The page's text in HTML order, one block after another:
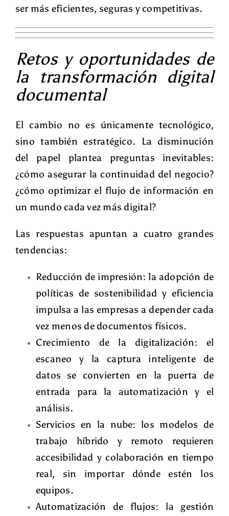
ser más eficientes, seguras y competitivas.
Retos y oportunidades de
la transformación digital
documental
El cambio no es únicamente tecnológico,
sino también estratégico. La disminución
del papel plantea preguntas inevitables:
¿cómo asegurar la continuidad del negocio?
¿cómo optimizar el flujo de información en
un mundo cada vez más digital?
Las respuestas apuntan a cuatro grandes
tendencias:
Reducción de impresión: la adopción de
políticas de sostenibilidad y eficiencia
impulsa a las empresas a depender cada
vez menos de documentos físicos.
Crecimiento de la digitalización: el
escaneo y la captura inteligente de
datos se convierten en la puerta de
entrada para la automatización y el
análisis.
Servicios en la nube: los modelos de
trabajo híbrido y remoto requieren
accesibilidad y colaboración en tiempo
real, sin importar dónde estén los
equipos.
Automatización de flujos: la gestión